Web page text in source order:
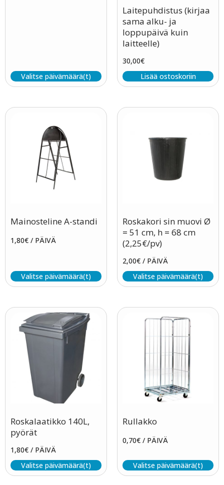
Valitse päivämäärä(t)
Laitepuhdistus (kirjaa
sama alku- ja
loppupäivä kuin
laitteelle)
30,00€
Lisää ostoskoriin
Mainosteline A-standi
1,80€ / PÄIVÄ
Valitse päivämäärä(t)
Roskakori sin muovi Ø
= 51 cm, h = 68 cm
(2,25€/pv)
2,00€ / PÄIVÄ
Valitse päivämäärä(t)
Roskalaatikko 140L,
pyörät
1,80€ / PÄIVÄ
Valitse päivämäärä(t)
Rullakko
0,70€ / PÄIVÄ
Valitse päivämäärä(t)